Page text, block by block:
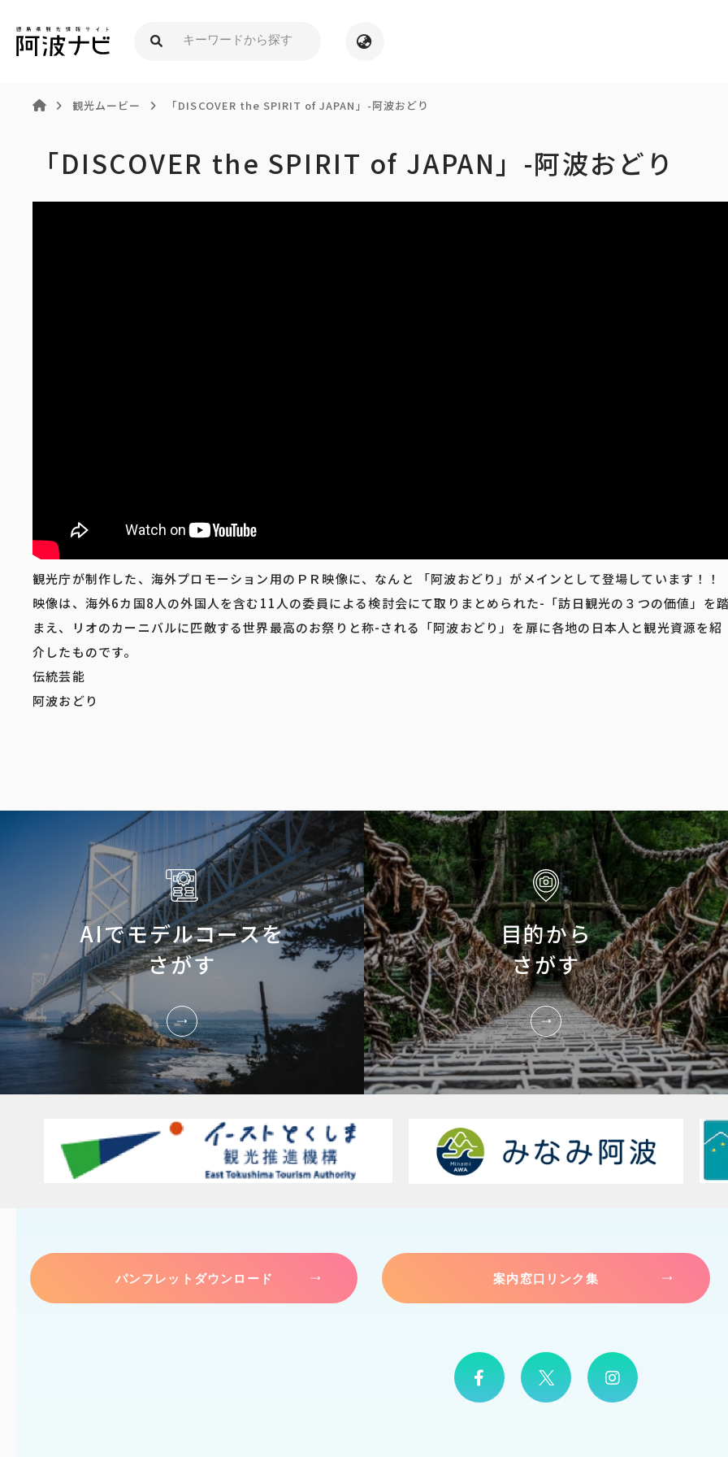
観光ムービー 「DISCOVER the SPIRIT of JAPAN」-阿波おどり
「DISCOVER the SPIRIT of JAPAN」-阿波おどり
観光庁が制作した、海外プロモーション用のＰＲ映像に、なんと 「阿波おどり」がメインとして登場しています！！
映像は、海外6カ国8人の外国人を含む11人の委員による検討会にて取りまとめられた-「訪日観光の３つの価値」を
まえ、リオのカーニバルに匹敵する世界最高のお祭りと称-される「阿波おどり」を扉に各地の日本人と観光資源を紹
介したものです。
伝統芸能
阿波おどり
AIでモデルコースを
さがす
目的から
さがす
パンフレットダウンロード 案内窓口リンク集